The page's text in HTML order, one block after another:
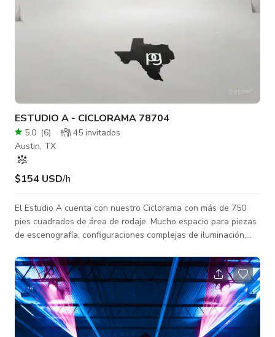
ESTUDIO A - CICLORAMA 78704
5.0 (6)
45 invitados
Austin, TX
$154 USD/h
El Estudio A cuenta con nuestro Ciclorama con más de 750
pies cuadrados de área de rodaje. Mucho espacio para piezas
de escenografía, configuraciones complejas de iluminación,
pies cuadrados y cuenta con un cuarto de maquillaje adjunto,
área de descanso/espacio para clientes, cocina y oficina.
Además, hemos instalado un rack de fondo infinito Manfrotto
en el estudio para soportar configuraciones duales dentro del
mismo escenario